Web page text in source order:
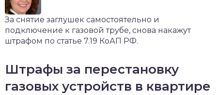
За снятие заглушек самостоятельно и
подключение к газовой трубе, снова накажут
штрафом по статье 7.19 КоАП РФ.
Штрафы за перестановку
газовых устройств в квартире